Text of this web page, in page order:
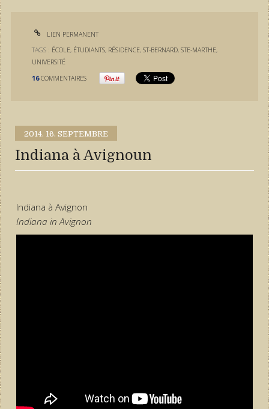
LIEN PERMANENT
TAGS : ÉCOLE, ÉTUDIANTS, RÉSIDENCE,ST-BERNARD,STE-MARTHE,
UNIVERSITÉ
16 COMMENTAIRES
2014. 16. SEPTEMBRE
Indiana à Avignoun
Indiana à Avignon
Indiana in Avignon